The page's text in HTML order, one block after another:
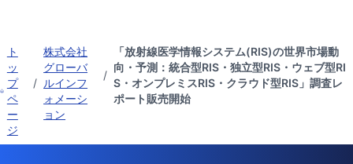
ト
ッ
プ
ペ
ー
ジ
/
株式会社
グローバ
ルインフ
ォメーシ
ョン
/
「放射線医学情報システム(RIS)の世界市場動
向・予測：統合型RIS・独立型RIS・ウェブ型RI
S・オンプレミスRIS・クラウド型RIS」調査レ
ポート販売開始